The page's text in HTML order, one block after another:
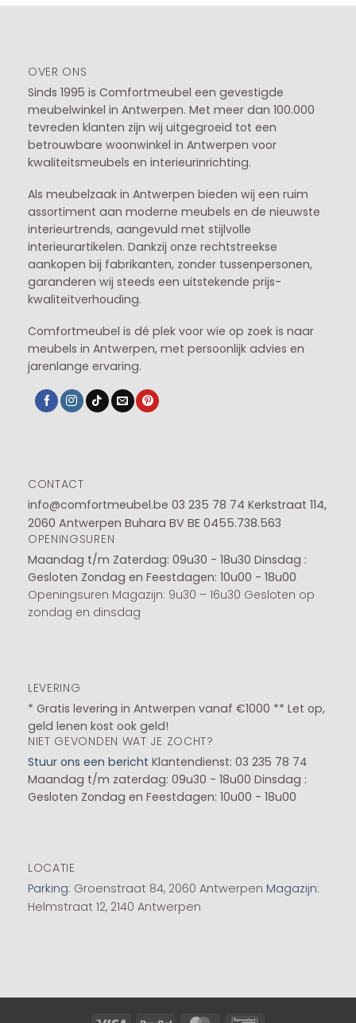
OVER ONS
Sinds 1995 is Comfortmeubel een gevestigde
meubelwinkel in Antwerpen. Met meer dan 100.000
tevreden klanten zijn wij uitgegroeid tot een
betrouwbare woonwinkel in Antwerpen voor
kwaliteitsmeubels en interieurinrichting.
Als meubelzaak in Antwerpen bieden wij een ruim
assortiment aan moderne meubels en de nieuwste
interieurtrends, aangevuld met stijlvolle
interieurartikelen. Dankzij onze rechtstreekse
aankopen bij fabrikanten, zonder tussenpersonen,
garanderen wij steeds een uitstekende prijs-
kwaliteitverhouding.
Comfortmeubel is dé plek voor wie op zoek is naar
meubels in Antwerpen, met persoonlijk advies en
jarenlange ervaring.
CONTACT
info@comfortmeubel.be 03 235 78 74 Kerkstraat 114,
2060 Antwerpen Buhara BV BE 0455.738.563
OPENINGSUREN
Maandag t/m Zaterdag: 09u30 - 18u30 Dinsdag :
Gesloten Zondag en Feestdagen: 10u00 - 18u00
Openingsuren Magazijn: 9u30 – 16u30 Gesloten op
zondag en dinsdag
LEVERING
* Gratis levering in Antwerpen vanaf €1000 ** Let op,
geld lenen kost ook geld!
NIET GEVONDEN WAT JE ZOCHT?
Stuur ons een bericht Klantendienst: 03 235 78 74
Maandag t/m zaterdag: 09u30 - 18u00 Dinsdag :
Gesloten Zondag en Feestdagen: 10u00 - 18u00
LOCATIE
Parking: Groenstraat 84, 2060 Antwerpen Magazijn:
Helmstraat 12, 2140 Antwerpen